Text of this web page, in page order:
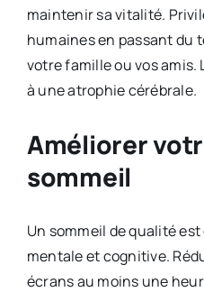
maintenir sa vitalité.
humaines en passant du
votre famille ou vos
à une atrophie cérébrale.
Améliorer
sommeil
Un sommeil de qualité
mentale et cognitive.
écrans au moins une